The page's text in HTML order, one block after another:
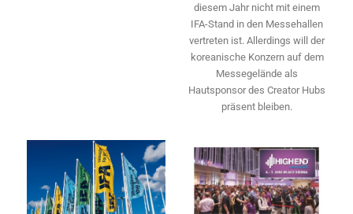
diesem Jahr nicht mit einem
IFA-Stand in den Messehallen
vertreten ist. Allerdings will ­der
koreanische Konzern auf dem
Messegelände als
Hautsponsor des Creator Hubs
präsent bleiben.